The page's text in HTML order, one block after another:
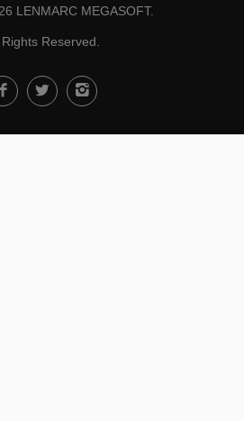
LENMARC MEGASOFT.
Reserved.